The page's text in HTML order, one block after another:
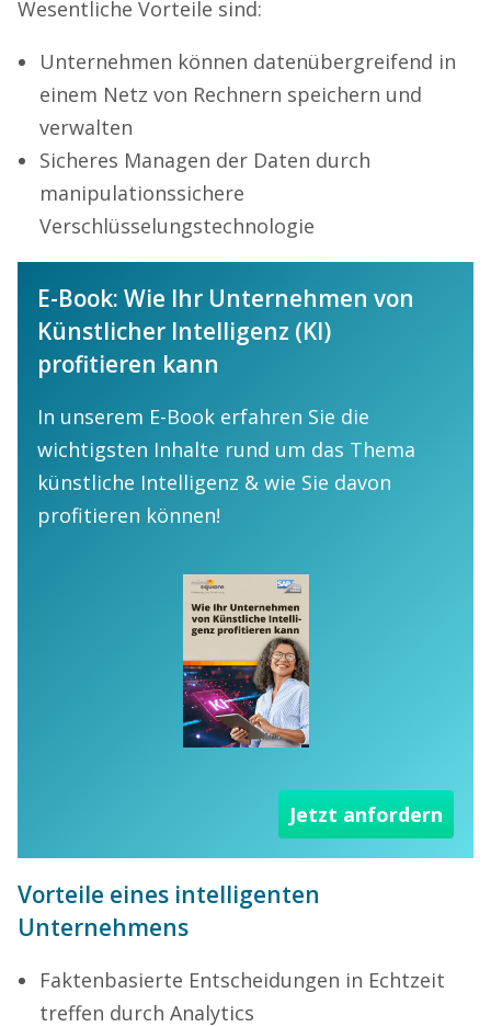
Wesentliche Vorteile sind:
Unternehmen können datenübergreifend in
einem Netz von Rechnern speichern und
verwalten
Sicheres Managen der Daten durch
manipulationssichere
Verschlüsselungstechnologie
E-Book: Wie Ihr Unternehmen von
Künstlicher Intelligenz (KI)
profitieren kann
In unserem E-Book erfahren Sie die
wichtigsten Inhalte rund um das Thema
künstliche Intelligenz & wie Sie davon
profitieren können!
Jetzt anfordern
Vorteile eines intelligenten
Unternehmens
Faktenbasierte Entscheidungen in Echtzeit
treffen durch Analytics